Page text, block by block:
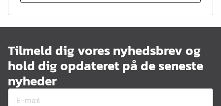
Tilmeld dig vores nyhedsbrev og
hold dig opdateret på de seneste
nyheder